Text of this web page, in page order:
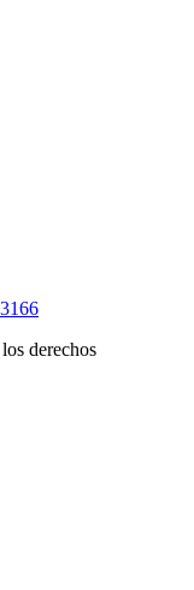
derechos